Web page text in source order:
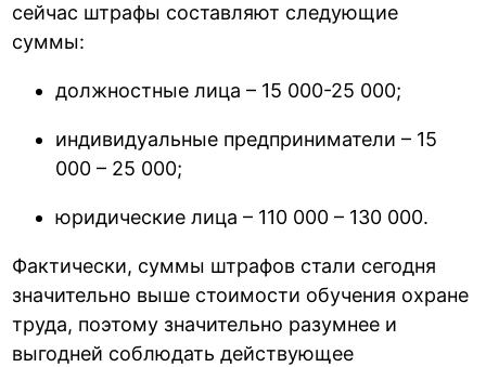
сейчас штрафы составляют следующие
суммы:
должностные лица – 15 000-25 000;
индивидуальные предприниматели – 15
000 – 25 000;
юридические лица – 110 000 – 130 000.
Фактически, суммы штрафов стали сегодня
значительно выше стоимости обучения охране
труда, поэтому значительно разумнее и
выгодней соблюдать действующее